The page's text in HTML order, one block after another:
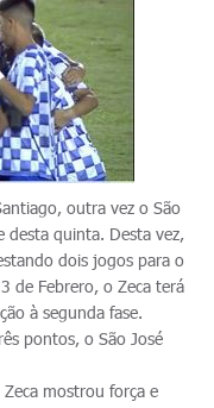
outra vez o São
desta quinta. Desta vez,
dois jogos para o
de Febrero, o Zeca terá
à segunda fase.
pontos, o São José
mostrou força e